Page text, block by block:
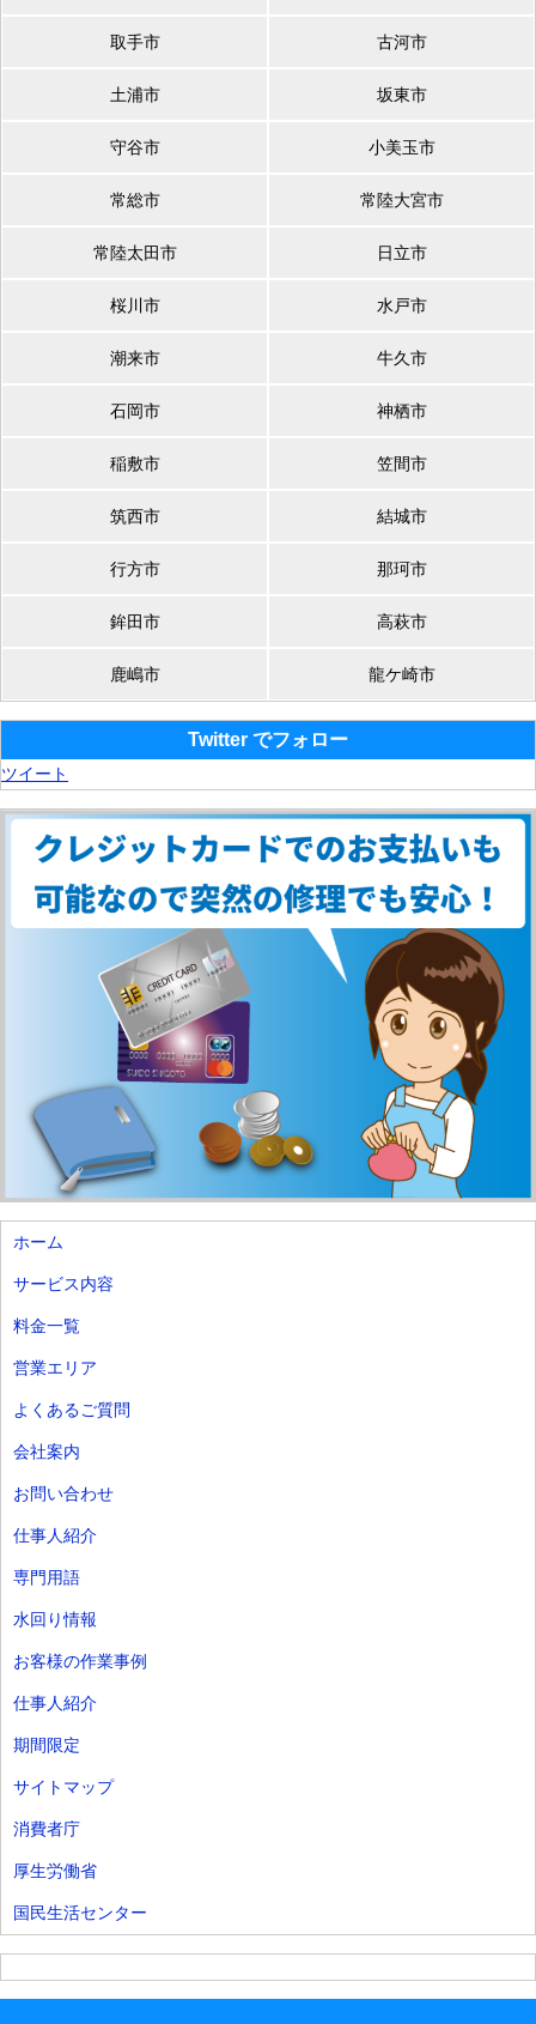
取手市 古河市
土浦市 坂東市
守谷市 小美玉市
常総市 常陸大宮市
常陸太田市 日立市
桜川市 水戸市
潮来市 牛久市
石岡市 神栖市
稲敷市 笠間市
筑西市 結城市
行方市 那珂市
鉾田市 高萩市
鹿嶋市 龍ケ崎市
Twitter でフォロー
ツイート
ホーム
サービス内容
料金一覧
営業エリア
よくあるご質問
会社案内
お問い合わせ
仕事人紹介
専門用語
水回り情報
お客様の作業事例
仕事人紹介
期間限定
サイトマップ
消費者庁
厚生労働省
国民生活センター